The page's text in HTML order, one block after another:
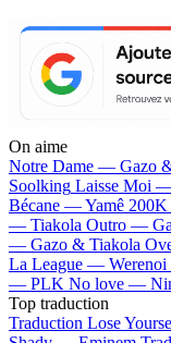
On aime
Notre Dame — Gazo
Soolking Laisse Moi
Bécane —Yamê
— Tiakola Outro —
— Gazo & Tiakola
La League — Werenoi
— PLK No love —
Top traduction
Traduction Lose